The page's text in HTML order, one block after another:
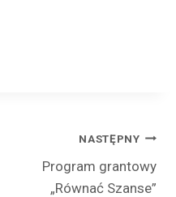
NASTĘPNY
Program grantowy
„Równać Szanse”